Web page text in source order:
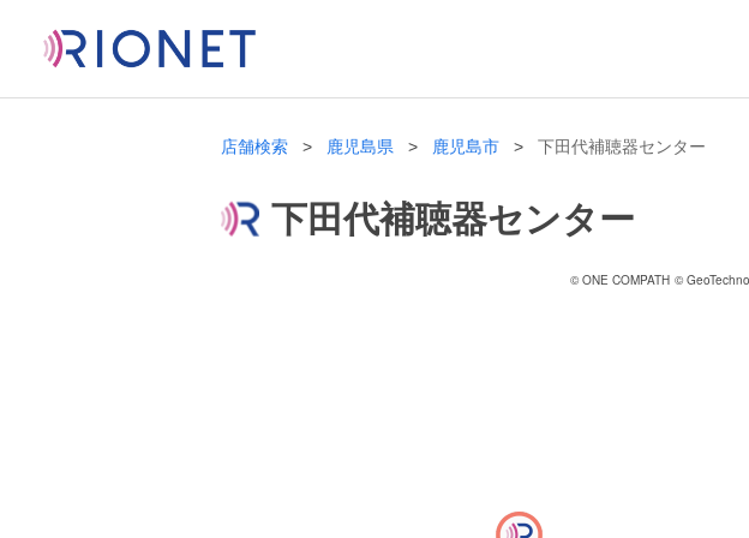
店舗検索 鹿児島県 鹿児島市 下田代補聴器センター
下田代補聴器センター
© ONE COMPATH ©